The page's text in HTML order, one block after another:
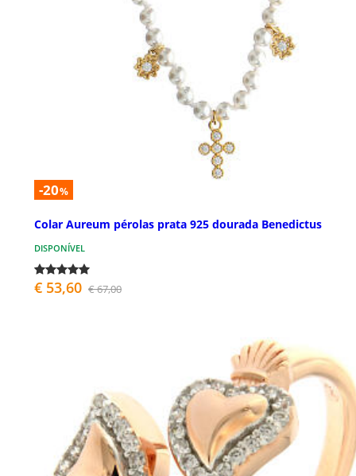
-20%
Colar Aureum pérolas prata 925 dourada Benedictus
DISPONÍVEL
€ 53,60 € 67,00